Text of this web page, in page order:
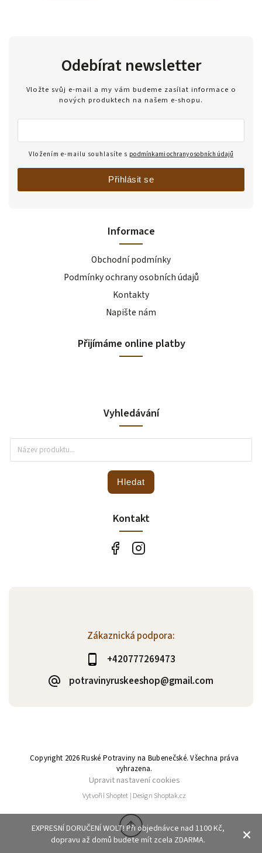
EXPRESNÍ DORUČENÍ WOLT! Při objednávce nad 1100 Kč,
dopravu až domů budete mít zcela ZDARMA.
Zákaznická podpora:
+420777269473
potravinyruskeeshop@gmail.com
Informace
Obchodní podmínky
Podmínky ochrany osobních údajů
Kontakty
Napište nám
Přijímáme online platby
Odebírat newsletter
Vložte svůj e-mail a my vám budeme zasílat informace o
nových produktech na našem e-shopu.
Vložením e-mailu souhlasíte s podmínkami ochrany osobních údajů
Přihlásit se
Vyhledávání
Hledat
Kontakt
Copyright 2026Ruské Potraviny na Bubenečské. Všechna práva
vyhrazena.
Upravit nastavení cookies
VytvořilShoptet | Design Shoptak.cz